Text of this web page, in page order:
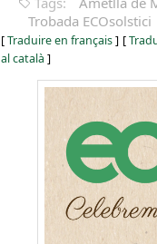
Trobada ECOsolstici
[Traduire en français] [
al català ]